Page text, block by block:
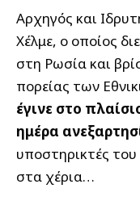
Aρχηγός και
Χέλμε, ο οποίος
στη Ρωσία και
πορείας των
έγινε στο
ημέρα
υποστηρικτές
στα χέρια…